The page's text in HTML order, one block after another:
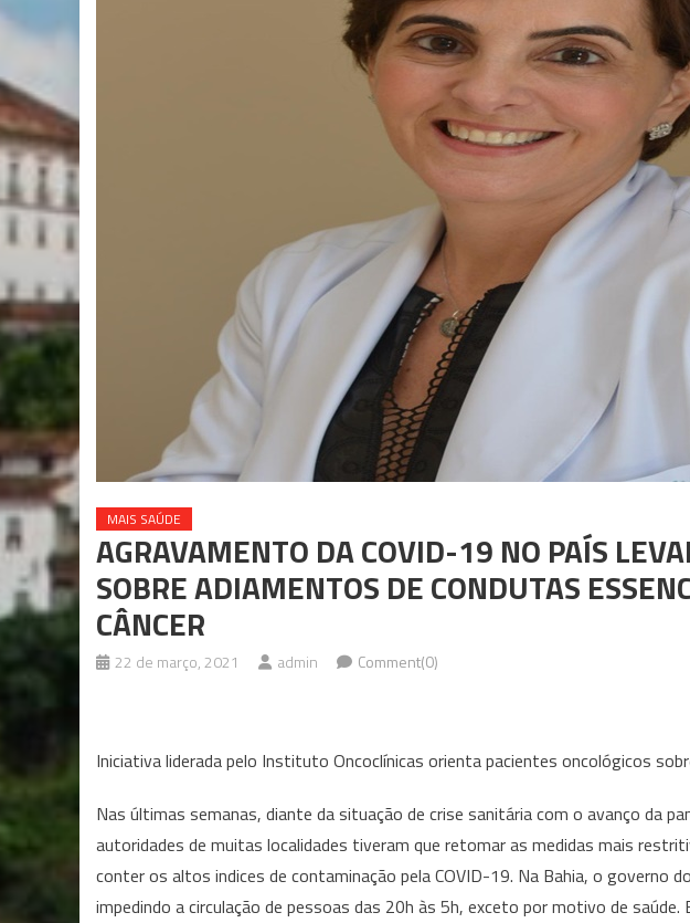
MAIS SAÚDE
AGRAVAMENTO DA COVID-19 NO PAÍS
SOBRE ADIAMENTOS DE CONDUTAS
CÂNCER
22 de março, 2021 admin Comment(0)
Iniciativa liderada pelo Instituto Oncoclínicas orienta pacientes oncológicos
Nas últimas semanas, diante da situação de crise sanitária com o avanço da
autoridades de muitas localidades tiveram que retomar as medidas mais
conter os altos indices de contaminação pela COVID-19. Na Bahia, o governo
impedindo a circulação de pessoas das 20h às 5h, exceto por motivo de